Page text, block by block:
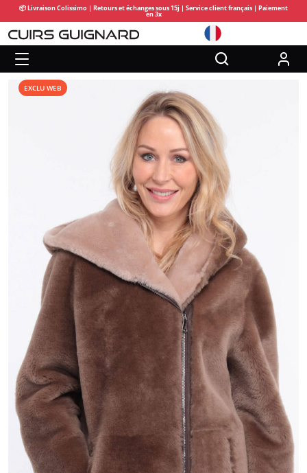
📦 Livraison Colissimo | Retours et échanges sous 15j | Service client français | Paiement
en 3x
EXCLU WEB